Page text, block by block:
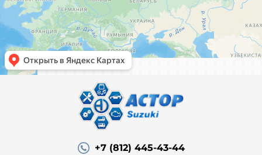
+7 (812) 445-43-44